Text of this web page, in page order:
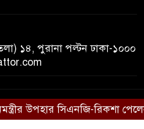
১৪, পুরানা পল্টন ঢাকা-১০০০
© Voice Ekattor
উপহার সিএনজি-রিকশা